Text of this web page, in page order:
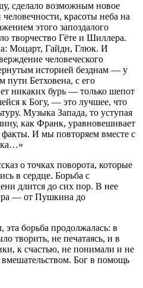
сделало возможным новое
красоты неба на
этого запоздалого
творчество Гёте и Шиллера.
Моцарт, Гайдн, Глюк. И
человеческого
историей безднам — у
пути Бетховена, с его
никаких бурь — только шепот
к Богу, — это лучшее, что
Музыка Запада, то уступая
как Франк, уравновешивает
И мы повторяем вместе с
о точках поворота, которые
в сердце. Борьба с
длится до сих пор. В нее
— от Пушкина до
борьба продолжалась: в
творить, не печатаясь, и в
к счастью, не понимали и не
вмешательством. Бог в помощь